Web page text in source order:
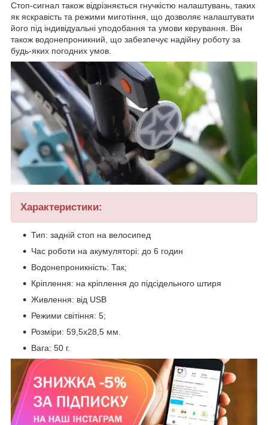
Стоп-сигнал також відрізняється гнучкістю налаштувань, таких
як яскравість та режими миготіння, що дозволяє налаштувати
його під індивідуальні уподобання та умови керування. Він
також водонепроникний, що забезпечує надійну роботу за
будь-яких погодних умов.
Характеристики:
Тип: задній стоп на велосипед
Час роботи на акумуляторі: до 6 годин
Водонепроникність: Так;
Кріплення: на кріплення до підсідельного штиря
Живлення: від USB
Режими світіння: 5;
Розміри: 59,5x28,5 мм.
Вага: 50 г.